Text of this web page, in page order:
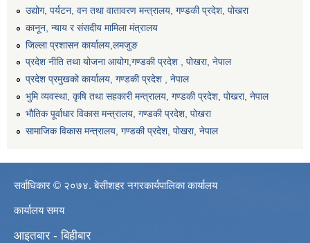
उद्योग, पर्यटन, वन तथा वातावरण मन्त्रालय, गण्डकी प्रदेश, पोखरा
कानून, न्याय र संसदीय मामिला मंत्रालय
जिल्ला प्रशासन कार्यालय,लमजुङ
प्रदेश नीति तथा योजना आयोग,गण्डकी प्रदेश , पोखरा, नेपाल
प्रदेश प्रमुखको कार्यालय, गण्डकी प्रदेश , नेपाल
भुमि व्यवस्था, कृषि तथा सहकारी मन्त्रालय, गण्डकी प्रदेश, पोखरा, नेपाल
भौतिक पूर्वाधार विकास मन्त्रालय, गण्डकी प्रदेश, पाेखरा
सामाजिक विकास मन्त्रालय, गण्डकी प्रदेश, पोखरा, नेपाल
सर्वाधिकार © २०७४. बेसीशहर नगरकार्यपालिका कार्यालय
कार्यालय समय
आइतबार - बिहीबार